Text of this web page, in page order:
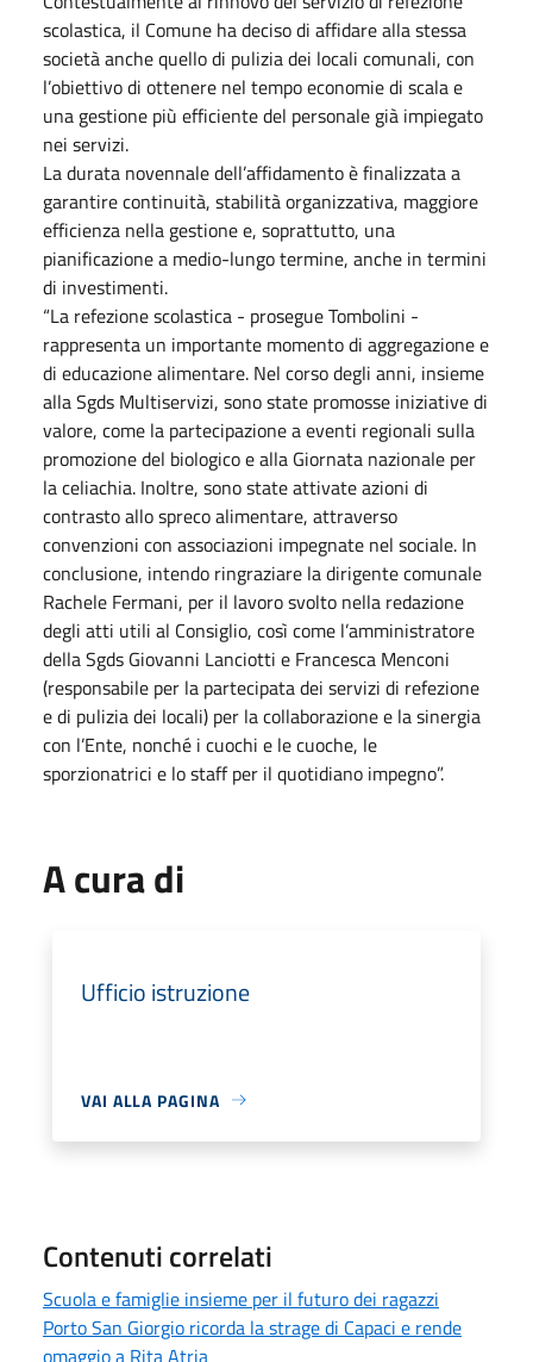
scolastica, il Comune ha deciso di affidare alla stessa
società anche quello di pulizia dei locali comunali, con
l’obiettivo di ottenere nel tempo economie di scala e
una gestione più efficiente del personale già impiegato
nei servizi.
La durata novennale dell’affidamento è finalizzata a
garantire continuità, stabilità organizzativa, maggiore
efficienza nella gestione e, soprattutto, una
pianificazione a medio-lungo termine, anche in termini
di investimenti.
“La refezione scolastica - prosegue Tombolini -
rappresenta un importante momento di aggregazione e
di educazione alimentare. Nel corso degli anni, insieme
alla Sgds Multiservizi, sono state promosse iniziative di
valore, come la partecipazione a eventi regionali sulla
promozione del biologico e alla Giornata nazionale per
la celiachia. Inoltre, sono state attivate azioni di
contrasto allo spreco alimentare, attraverso
convenzioni con associazioni impegnate nel sociale. In
conclusione, intendo ringraziare la dirigente comunale
Rachele Fermani, per il lavoro svolto nella redazione
degli atti utili al Consiglio, così come l’amministratore
della Sgds Giovanni Lanciotti e Francesca Menconi
(responsabile per la partecipata dei servizi di refezione
e di pulizia dei locali) per la collaborazione e la sinergia
con l’Ente, nonché i cuochi e le cuoche, le
sporzionatrici e lo staff per il quotidiano impegno”.
A cura di
Ufficio istruzione
VAI ALLA PAGINA
Contenuti correlati
Scuola e famiglie insieme per il futuro dei ragazzi
Porto San Giorgio ricorda la strage di Capaci e rende
omaggio a Rita Atria